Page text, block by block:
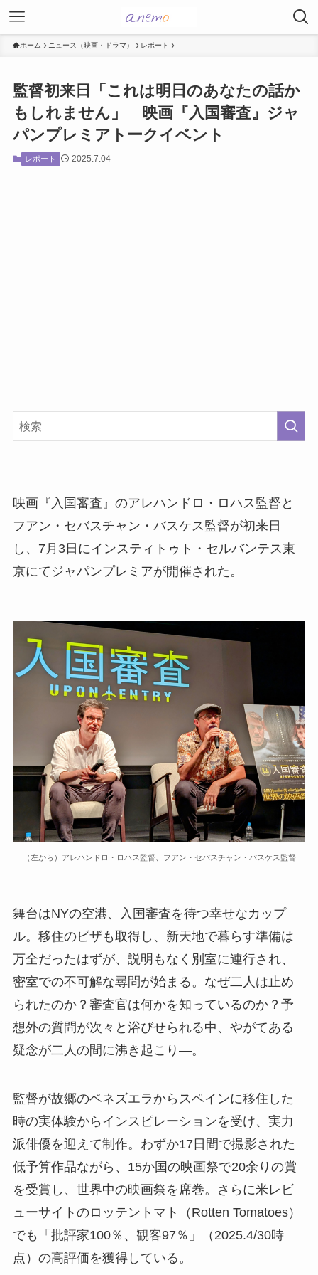
ホーム ニュース（映画・ドラマ） レポート
監督初来日「これは明日のあなたの話か
もしれません」 映画『入国審査』ジャ
パンプレミアトークイベント
レポート 2025.7.04
映画『入国審査』のアレハンドロ・ロハス監督と
フアン・セバスチャン・バスケス監督が初来日
し、7月3日にインスティトゥト・セルバンテス東
京にてジャパンプレミアが開催された。
（左から）アレハンドロ・ロハス監督、フアン・セバスチャン・バスケス監督
舞台はNYの空港、入国審査を待つ幸せなカップ
ル。移住のビザも取得し、新天地で暮らす準備は
万全だったはずが、説明もなく別室に連行され、
密室での不可解な尋問が始まる。なぜ二人は止め
られたのか？審査官は何かを知っているのか？予
想外の質問が次々と浴びせられる中、やがてある
疑念が二人の間に沸き起こり―。
監督が故郷のベネズエラからスペインに移住した
時の実体験からインスピレーションを受け、実力
派俳優を迎えて制作。わずか17日間で撮影された
低予算作品ながら、15か国の映画祭で20余りの賞
を受賞し、世界中の映画祭を席巻。さらに米レビ
ューサイトのロッテントマト（Rotten Tomatoes）
でも「批評家100％、観客97％」（2025.4/30時
点）の高評価を獲得している。